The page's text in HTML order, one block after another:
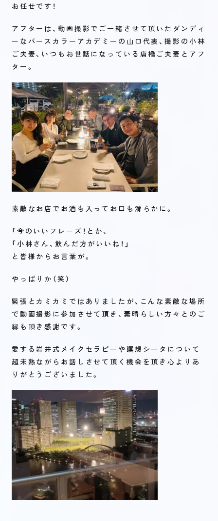
お任せです！
アフターは、動画撮影でご一緒させて頂いたダンディ
ーなバースカラーアカデミーの山口代表、撮影の小林
ご夫妻、いつもお世話になっている唐橋ご夫妻とアフ
ター。
素敵なお店でお酒も入ってお口も滑らかに。
「今のいいフレーズ！とか、
「小林さん、飲んだ方がいいね！」
と皆様からお言葉が。
やっぱりか（笑）
緊張とカミカミではありましたが、こんな素敵な場所
で動画撮影に参加させて頂き、素晴らしい方々とのご
縁も頂き感謝です。
愛する岩井式メイクセラピーや瞑想シータについて
超未熟ながらお話しさせて頂く機会を頂き心よりあ
りがとうございました。